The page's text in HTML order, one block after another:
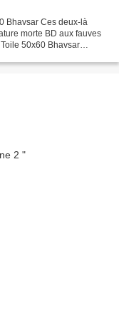
Bhavsar Ces deux-là
morte BD aux fauves
50x60 Bhavsar